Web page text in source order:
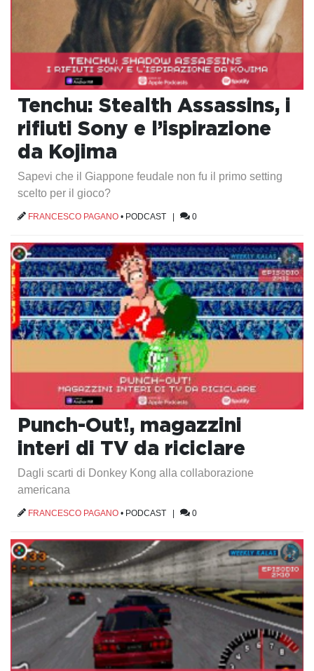
Tenchu: Stealth Assassins, i
rifiuti Sony e l’ispirazione
da Kojima
Sapevi che il Giappone feudale non fu il primo setting
scelto per il gioco?
FRANCESCO PAGANO • PODCAST | 0
Punch-Out!, magazzini
interi di TV da riciclare
Dagli scarti di Donkey Kong alla collaborazione
americana
FRANCESCO PAGANO • PODCAST | 0